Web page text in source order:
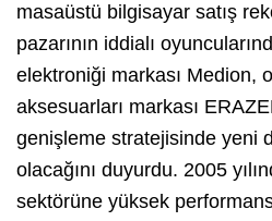
masaüstü bilgisayar satış
pazarının iddialı
elektroniği markası Medion,
aksesuarları markası
genişleme stratejisinde yeni
olacağını duyurdu. 2005
sektörüne yüksek